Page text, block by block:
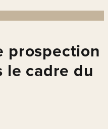
prospection
le cadre du